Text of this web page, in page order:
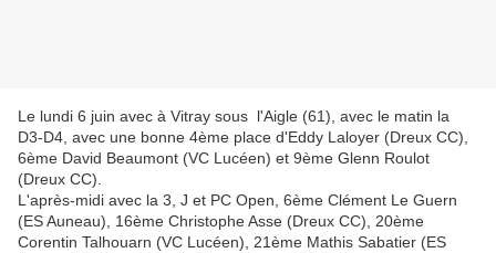
Le lundi 6 juin avec à Vitray sous l'Aigle (61), avec le matin la
D3-D4, avec une bonne 4ème place d'Eddy Laloyer (Dreux CC),
6ème David Beaumont (VC Lucéen) et 9ème Glenn Roulot
(Dreux CC).
L'après-midi avec la 3, J et PC Open, 6ème Clément Le Guern
(ES Auneau), 16ème Christophe Asse (Dreux CC), 20ème
Corentin Talhouarn (VC Lucéen), 21ème Mathis Sabatier (ES